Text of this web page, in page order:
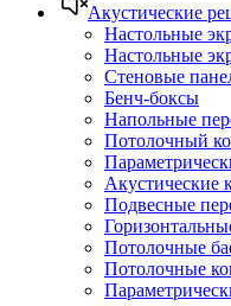
Акустические
Настольные
Настольные
Стеновые
Бенч-боксы
Напольные
Потолочный
Акустические
Подвесные
Потолочные
Потолочные